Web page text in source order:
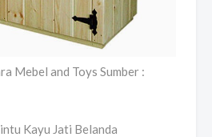
Mebel and Toys Sumber :